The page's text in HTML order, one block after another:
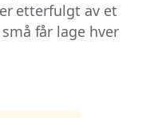
etterfulgt av et
får lage hver